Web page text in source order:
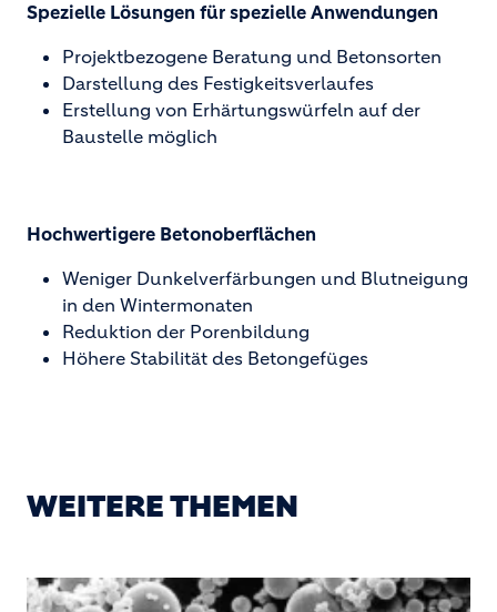
Spezielle Lösungen für spezielle Anwendungen
Projektbezogene Beratung und Betonsorten
Darstellung des Festigkeitsverlaufes
Erstellung von Erhärtungswürfeln auf der
Baustelle möglich
Hochwertigere Betonoberflächen
Weniger Dunkelverfärbungen und Blutneigung
in den Wintermonaten
Reduktion der Porenbildung
Höhere Stabilität des Betongefüges
WEITERE THEMEN